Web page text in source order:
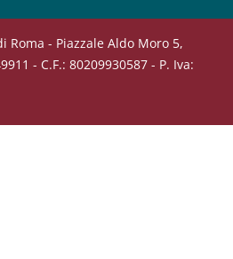
Roma - Piazzale Aldo Moro 5,
- C.F.: 80209930587 - P. Iva: